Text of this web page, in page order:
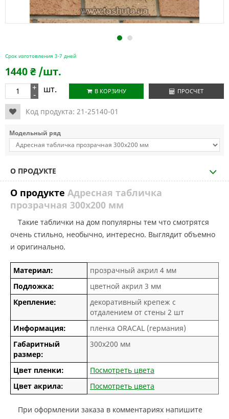
1 2
Срок изготовления 3-7 дней
1440₴ /шт.
+
- шт. В КОРЗИНУ ПРОСЧЕТ
Код продукта: 21-25140-01
Модельный ряд
О ПРОДУКТЕ
О продукте Адресная табличка
прозрачная 300х200 мм
Такие таблички на дом популярны тем что смотрятся
очень стильно, необычно, интересно. Выглядит объемно
и оригинально.
Материал:
прозрачный акрил 4 мм
Подложка:
цветной акрил 3 мм
Крепление:
декоративный крепеж с
отдалением от стены 2 шт
Информация:
пленка ORACAL (германия)
Габаритный
размер:
300х200 мм
Цвет пленки:
Посмотреть цвета
Цвет акрила:
Посмотреть цвета
При оформлении заказа в комментариях напишите